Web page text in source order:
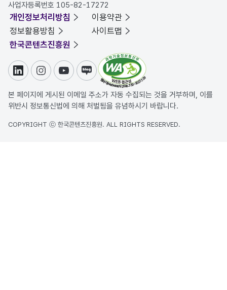
사업자등록번호 105-82-17272
개인정보처리방침
이용약관
정보활용방침
사이트맵
한국콘텐츠진흥원
링크드인인스타그램
유튜브블로그
본 페이지에 게시된 이메일 주소가 자동 수집되는 것을 거부하며, 이를
위반시 정보통신법에 의해 처벌됨을 유념하시기 바랍니다.
COPYRIGHT ⓒ 한국콘텐츠진흥원. ALL RIGHTS RESERVED.